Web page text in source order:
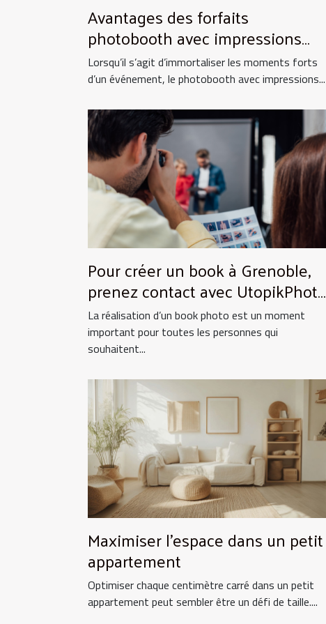
Avantages des forfaits
photobooth avec impressions
illimitées
Lorsqu’il s’agit d’immortaliser les moments forts
d’un événement, le photobooth avec impressions...
Pour créer un book à Grenoble,
prenez contact avec UtopikPhoto
!La réalisation d’un book photo est un moment
important pour toutes les personnes qui
souhaitent...
Maximiser l'espace dans un petit
appartement
Optimiser chaque centimètre carré dans un petit
appartement peut sembler être un défi de taille....